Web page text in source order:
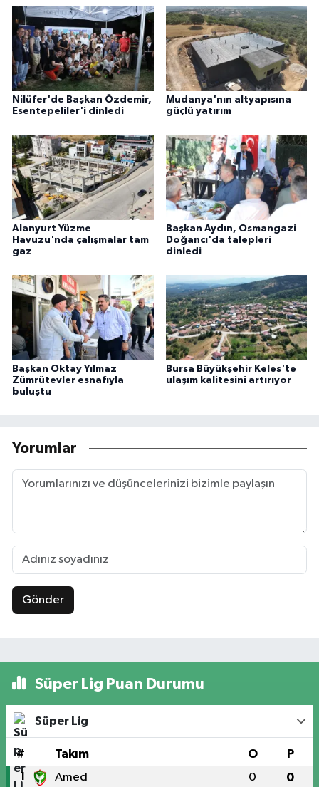
Nilüfer'de Başkan Özdemir,
Esentepeliler'i dinledi
Mudanya'nın altyapısına
güçlü yatırım
Alanyurt Yüzme
Havuzu'nda çalışmalar tam
gaz
Başkan Aydın, Osmangazi
Doğancı'da talepleri
dinledi
Başkan Oktay Yılmaz
Zümrütevler esnafıyla
buluştu
Bursa Büyükşehir Keles'te
ulaşım kalitesini artırıyor
Yorumlar
Gönder
Süper Lig Puan Durumu
Süper Lig
# Takım O P
1 Amed 0 0